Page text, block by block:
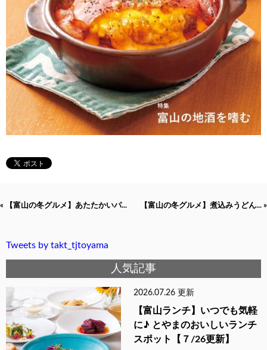
« 【富山の冬グルメ】あたたかいパ... 【富山の冬グルメ】煮込みうどん... »
Tweets by takt_tjtoyama
人気記事
2026.07.26 更新
【富山ランチ】いつでも気軽
に♪ とやまのおいしいランチ
スポット【７/26更新】